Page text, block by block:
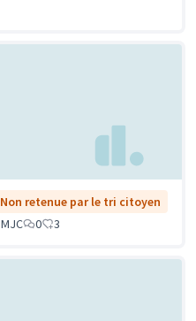
Non retenue par le tri citoyen
0 3